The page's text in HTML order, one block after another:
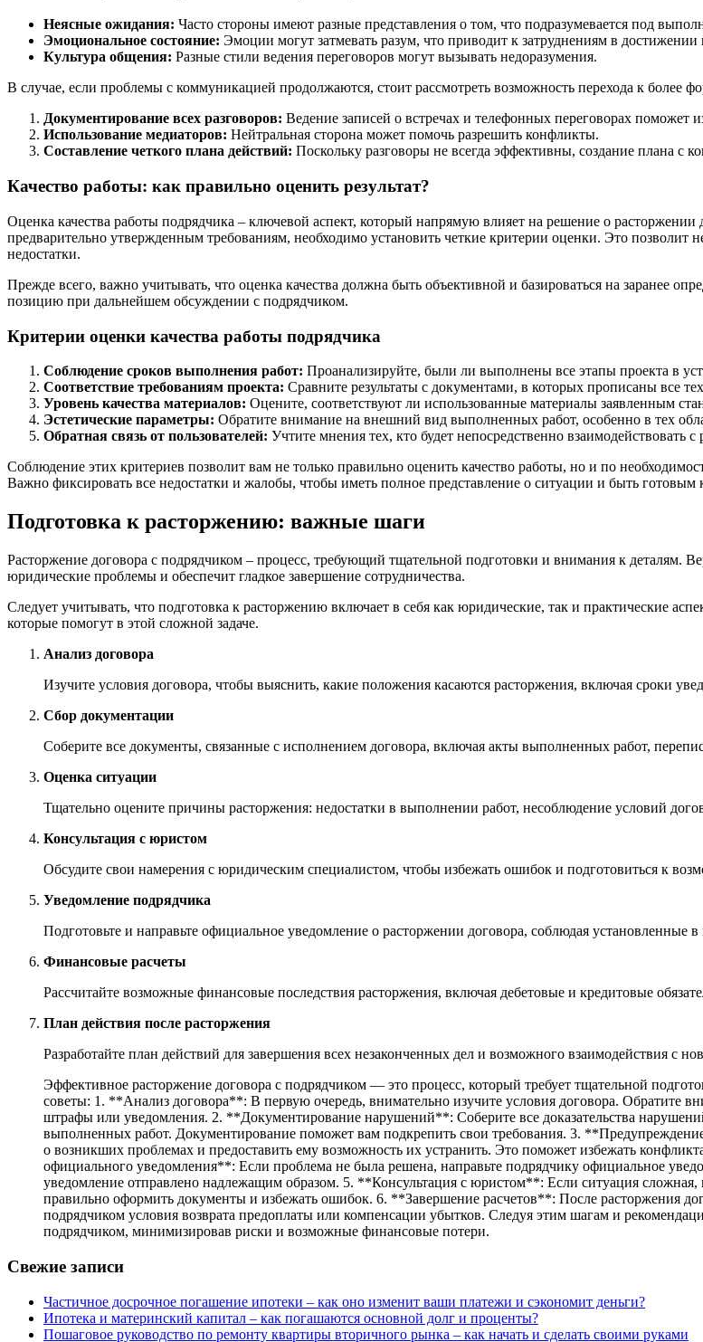
Неясные ожидания: Часто стороны имеют разные представления о том, что подразумевается под
Эмоциональное состояние: Эмоции могут затмевать разум, что приводит к затруднениям в достижении
Культура общения: Разные стили ведения переговоров могут вызывать недоразумения.
В случае, если проблемы с коммуникацией продолжаются, стоит рассмотреть возможность перехода к более
Документирование всех разговоров: Ведение записей о встречах и телефонных переговорах поможет
Использование медиаторов: Нейтральная сторона может помочь разрешить конфликты.
Составление четкого плана действий: Поскольку разговоры не всегда эффективны, создание плана
Качество работы: как правильно оценить результат?
Оценка качества работы подрядчика – ключевой аспект, который напрямую влияет на решение о
предварительно утвержденным требованиям, необходимо установить четкие критерии оценки. Это позволит
недостатки.
Прежде всего, важно учитывать, что оценка качества должна быть объективной и базироваться на заранее
позицию при дальнейшем обсуждении с подрядчиком.
Критерии оценки качества работы подрядчика
Соблюдение сроков выполнения работ: Проанализируйте, были ли выполнены все этапы проекта в
Соответствие требованиям проекта: Сравните результаты с документами, в которых прописаны все
Уровень качества материалов: Оцените, соответствуют ли использованные материалы заявленным
Эстетические параметры: Обратите внимание на внешний вид выполненных работ, особенно в тех
Обратная связь от пользователей: Учтите мнения тех, кто будет непосредственно взаимодействовать с
Соблюдение этих критериев позволит вам не только правильно оценить качество работы, но и по
Важно фиксировать все недостатки и жалобы, чтобы иметь полное представление о ситуации и быть
Подготовка к расторжению: важные шаги
Расторжение договора с подрядчиком – процесс, требующий тщательной подготовки и внимания к деталям.
юридические проблемы и обеспечит гладкое завершение сотрудничества.
Следует учитывать, что подготовка к расторжению включает в себя как юридические, так и практические
которые помогут в этой сложной задаче.
Анализ договора
Изучите условия договора, чтобы выяснить, какие положения касаются расторжения, включая сроки
Сбор документации
Соберите все документы, связанные с исполнением договора, включая акты выполненных работ,
Оценка ситуации
Тщательно оцените причины расторжения: недостатки в выполнении работ, несоблюдение условий
Консультация с юристом
Обсудите свои намерения с юридическим специалистом, чтобы избежать ошибок и подготовиться к
Уведомление подрядчика
Подготовьте и направьте официальное уведомление о расторжении договора, соблюдая установленные
Финансовые расчеты
Рассчитайте возможные финансовые последствия расторжения, включая дебетовые и кредитовые
План действия после расторжения
Разработайте план действий для завершения всех незаконченных дел и возможного взаимодействия с
Эффективное расторжение договора с подрядчиком — это процесс, который требует тщательной
советы: 1. **Анализ договора**: В первую очередь, внимательно изучите условия договора. Обратите
штрафы или уведомления. 2. **Документирование нарушений**: Соберите все доказательства
выполненных работ. Документирование поможет вам подкрепить свои требования. 3.
о возникших проблемах и предоставить ему возможность их устранить. Это поможет избежать
официального уведомления**: Если проблема не была решена, направьте подрядчику официальное
уведомление отправлено надлежащим образом. 5. **Консультация с юристом**: Если ситуация
правильно оформить документы и избежать ошибок. 6. **Завершение расчетов**: После расторжения
подрядчиком условия возврата предоплаты или компенсации убытков. Следуя этим шагам и
подрядчиком, минимизировав риски и возможные финансовые потери.
Свежие записи
Частичное досрочное погашение ипотеки – как оно изменит ваши платежи и сэкономит деньги?
Ипотека и материнский капитал – как погашаются основной долг и проценты?
Пошаговое руководство по ремонту квартиры вторичного рынка – как начать и сделать своими руками